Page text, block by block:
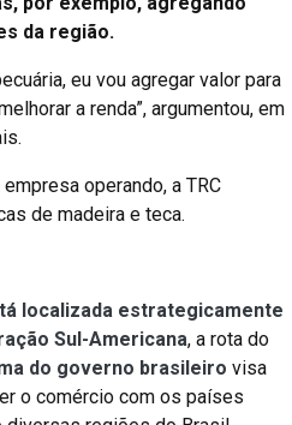
da região.
eu vou agregar valor para
a renda”, argumentou, em
operando, a TRC
de madeira e teca.
localizada estrategicamente
Sul-Americana, a rota do
do governo brasileiro visa
o comércio com os países